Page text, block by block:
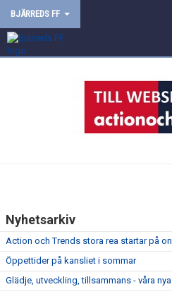
BJÄRREDS FF
VÅRA LAG
MATCHER
Nyhetsarkiv
Action och Trends stora rea startar på
Öppettider på kansliet i sommar
Glädje, utveckling, tillsammans - våra